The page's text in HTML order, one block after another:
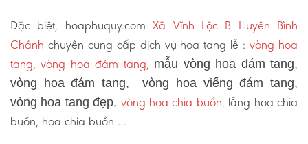
Đặc biệt, hoaphuquy.com Xã Vĩnh Lộc B Huyện Bình
Chánh chuyên cung cấp dịch vụ hoa tang lễ :vòng hoa
tang, vòng hoa đám tang, mẫu vòng hoa đám tang,
vòng hoa đám tang, vòng hoa viếng đám tang,
vòng hoa tang đẹp, vòng hoa chia buồn, lẵng hoa chia
buồn, hoa chia buồn …